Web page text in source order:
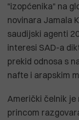
"izopćenika" na
novinara Jamala
saudijski agenti
interesi SAD-a
prekid odnosa s
nafte i arapskim
Američki čelnik je
princom